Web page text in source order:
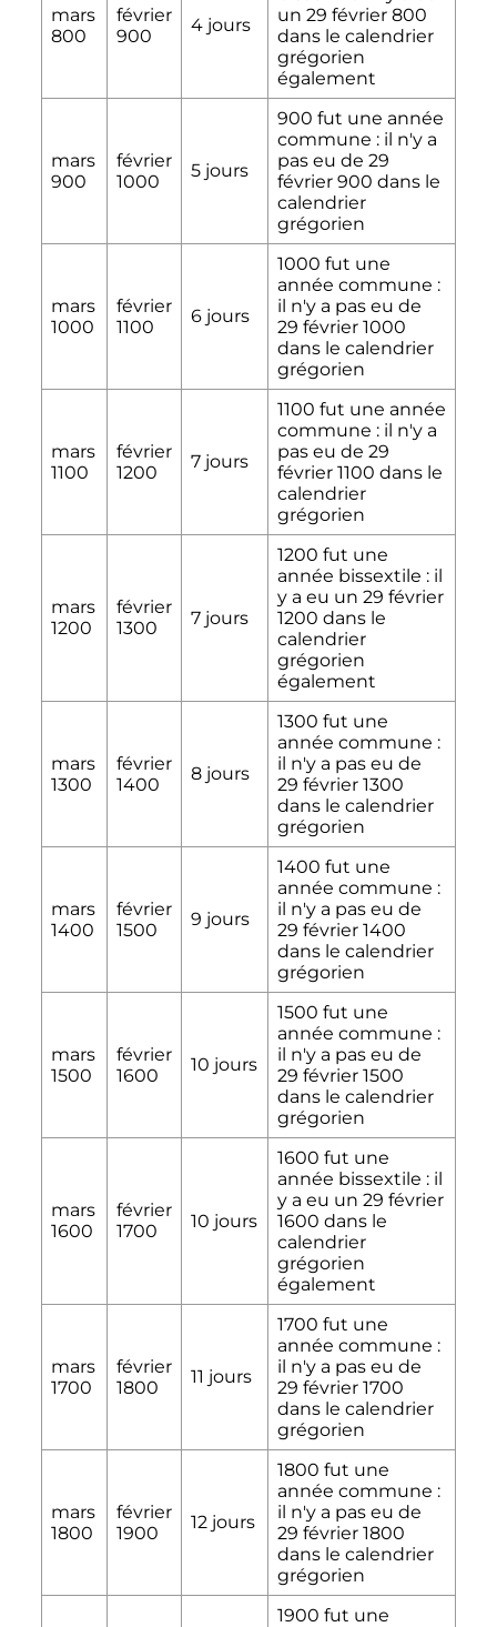
mars
800
février
900
4 jours
un 29 février 800
dans le calendrier
grégorien
également
mars
900
février
1000
5 jours
900 fut une année
commune : il n'y a
pas eu de 29
février 900 dans le
calendrier
grégorien
mars
1000
février
1100
6 jours
1000 fut une
année commune :
il n'y a pas eu de
29 février 1000
dans le calendrier
grégorien
mars
1100
février
1200
7 jours
1100 fut une année
commune : il n'y a
pas eu de 29
février 1100 dans le
calendrier
grégorien
mars
1200
février
1300
7 jours
1200 fut une
année bissextile : il
y a eu un 29 février
1200 dans le
calendrier
grégorien
également
mars
1300
février
1400
8 jours
1300 fut une
année commune :
il n'y a pas eu de
29 février 1300
dans le calendrier
grégorien
mars
1400
février
1500
9 jours
1400 fut une
année commune :
il n'y a pas eu de
29 février 1400
dans le calendrier
grégorien
mars
1500
février
1600
10 jours
1500 fut une
année commune :
il n'y a pas eu de
29 février 1500
dans le calendrier
grégorien
mars
1600
février
1700
10 jours
1600 fut une
année bissextile : il
y a eu un 29 février
1600 dans le
calendrier
grégorien
également
mars
1700
février
1800
11 jours
1700 fut une
année commune :
il n'y a pas eu de
29 février 1700
dans le calendrier
grégorien
mars
1800
février
1900
12 jours
1800 fut une
année commune :
il n'y a pas eu de
29 février 1800
dans le calendrier
grégorien
1900 fut une